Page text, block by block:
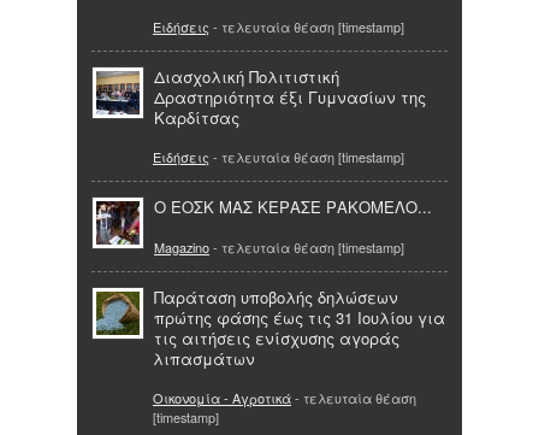
Ειδήσεις - τελευταία θέαση [timestamp]
Διασχολική Πολιτιστική
Δραστηριότητα έξι Γυμνασίων της
Καρδίτσας
Ειδήσεις - τελευταία θέαση [timestamp]
Ο ΕΟΣΚ ΜΑΣ ΚΕΡΑΣΕ ΡΑΚΟΜΕΛΟ...
Magazino- τελευταία θέαση [timestamp]
Παράταση υποβολής δηλώσεων
πρώτης φάσης έως τις 31 Ιουλίου για
τις αιτήσεις ενίσχυσης αγοράς
λιπασμάτων
Οικονομία - Αγροτικά- τελευταία θέαση
[timestamp]